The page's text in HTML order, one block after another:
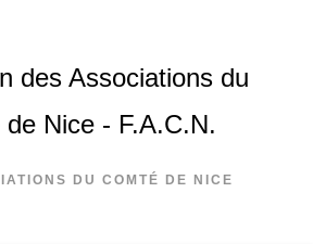
des Associations du
de Nice - F.A.C.N.
DU COMTÉ DE NICE